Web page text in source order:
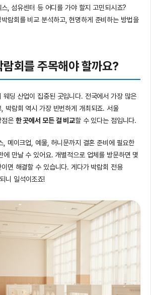
, 섬유센터 등 어디를 가야 할지 고민되시죠?
람회를 비교 분석하고, 현명하게 준비하는 방법을
회를 주목해야 할까요?
웨딩 산업이 집중된 곳입니다. 전국에서 가장 많은
박람회 역시 가장 빈번하게 개최되죠. 서울
점은 한 곳에서 모든 걸 비교할 수 있다는 점입니다.
, 메이크업, 예물, 허니문까지 결혼 준비에 필요한
에 만날 수 있어요. 개별적으로 업체를 방문하면 몇
면 해결할 수 있습니다. 게다가 박람회 전용
니 일석이조죠!